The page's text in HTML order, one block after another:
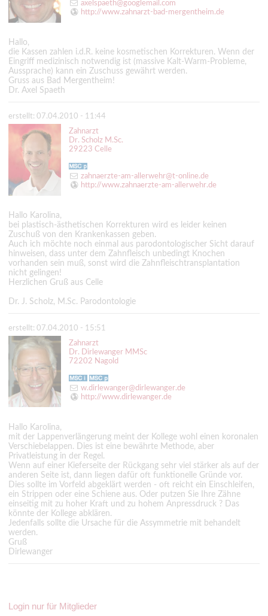
axelspaeth@googlemail.com
http://www.zahnarzt-bad-mergentheim.de
Hallo,
die Kassen zahlen i.d.R. keine kosmetischen Korrekturen. Wenn der
Eingriff medizinisch notwendig ist (massive Kalt-Warm-Probleme,
Aussprache) kann ein Zuschuss gewährt werden.
Gruss aus Bad Mergentheim!
Dr. Axel Spaeth
erstellt: 07.04.2010 - 11:44
Zahnarzt
Dr. Scholz M.Sc.
29223 Celle
zahnaerzte-am-allerwehr@t-online.de
http://www.zahnaerzte-am-allerwehr.de
Hallo Karolina,
bei plastisch-ästhetischen Korrekturen wird es leider keinen
Zuschuß von den Krankenkassen geben.
Auch ich möchte noch einmal aus parodontologischer Sicht darauf
hinweisen, dass unter dem Zahnfleisch unbedingt Knochen
vorhanden sein muß, sonst wird die Zahnfleischtransplantation
nicht gelingen!
Herzlichen Gruß aus Celle
Dr. J. Scholz, M.Sc. Parodontologie
erstellt: 07.04.2010 - 15:51
Zahnarzt
Dr. Dirlewanger MMSc
72202 Nagold
w.dirlewanger@dirlewanger.de
http://www.dirlewanger.de
Hallo Karolina,
mit der Lappenverlängerung meint der Kollege wohl einen koronalen
Verschiebelappen. Dies ist eine bewährte Methode, aber
Privatleistung in der Regel.
Wenn auf einer Kieferseite der Rückgang sehr viel stärker als auf der
anderen Seite ist, dann liegen dafür oft funktionelle Gründe vor.
Dies sollte im Vorfeld abgeklärt werden - oft reicht ein Einschleifen,
ein Strippen oder eine Schiene aus. Oder putzen Sie Ihre Zähne
einseitig mit zu hoher Kraft und zu hohem Anpressdruck ? Das
könnte der Kollege abklären.
Jedenfalls sollte die Ursache für die Assymmetrie mit behandelt
werden.
Gruß
Dirlewanger
Login nur für Mitglieder